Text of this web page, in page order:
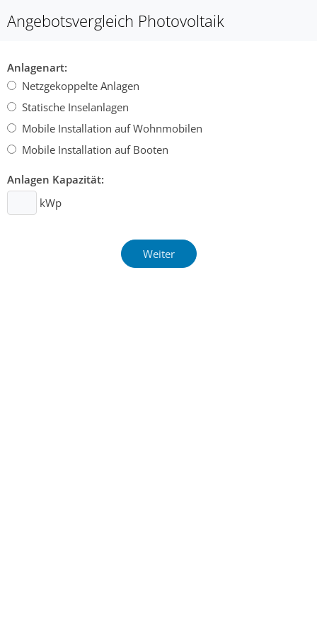
Angebotsvergleich Photovoltaik
Anlagenart:
Netzgekoppelte Anlagen
Statische Inselanlagen
Mobile Installation auf Wohnmobilen
Mobile Installation auf Booten
Anlagen Kapazität:
kWp